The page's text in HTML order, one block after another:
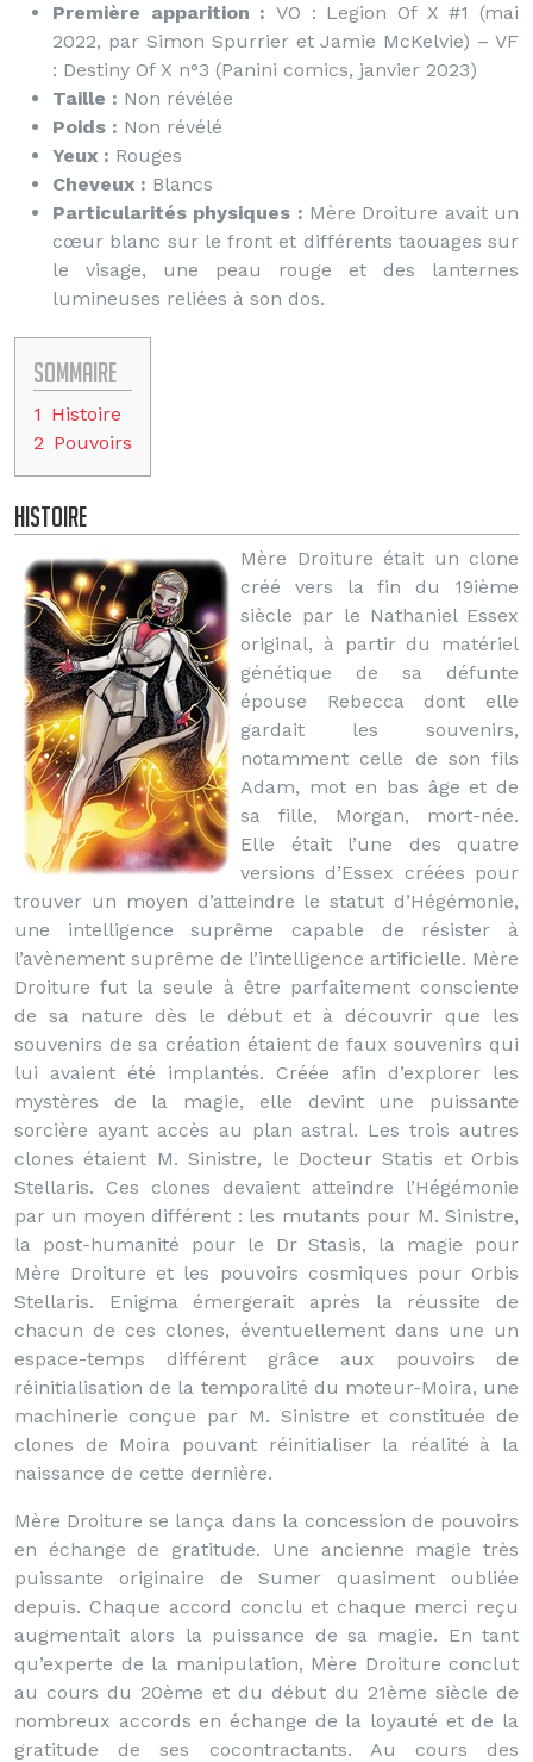
Première apparition : VO : Legion Of X #1 (mai
2022, par Simon Spurrier et Jamie McKelvie) – VF
: Destiny Of X n°3 (Panini comics, janvier 2023)
Taille : Non révélée
Poids : Non révélé
Yeux : Rouges
Cheveux : Blancs
Particularités physiques : Mère Droiture avait un
cœur blanc sur le front et différents taouages sur
le visage, une peau rouge et des lanternes
lumineuses reliées à son dos.
Sommaire
1 Histoire
2 Pouvoirs
Histoire
Mère Droiture était un clone
créé vers la fin du 19ième
siècle par le Nathaniel Essex
original, à partir du matériel
génétique de sa défunte
épouse Rebecca dont elle
gardait les souvenirs,
notamment celle de son fils
Adam, mot en bas âge et de
sa fille, Morgan, mort-née.
Elle était l’une des quatre
versions d’Essex créées pour
trouver un moyen d’atteindre le statut d’Hégémonie,
une intelligence suprême capable de résister à
l’avènement suprême de l’intelligence artificielle. Mère
Droiture fut la seule à être parfaitement consciente
de sa nature dès le début et à découvrir que les
souvenirs de sa création étaient de faux souvenirs qui
lui avaient été implantés. Créée afin d’explorer les
mystères de la magie, elle devint une puissante
sorcière ayant accès au plan astral. Les trois autres
clones étaient M. Sinistre, le Docteur Statis et Orbis
Stellaris. Ces clones devaient atteindre l’Hégémonie
par un moyen différent : les mutants pour M. Sinistre,
la post-humanité pour le Dr Stasis, la magie pour
Mère Droiture et les pouvoirs cosmiques pour Orbis
Stellaris. Enigma émergerait après la réussite de
chacun de ces clones, éventuellement dans une un
espace-temps différent grâce aux pouvoirs de
réinitialisation de la temporalité du moteur-Moira, une
machinerie conçue par M. Sinistre et constituée de
clones de Moira pouvant réinitialiser la réalité à la
naissance de cette dernière.
Mère Droiture se lança dans la concession de pouvoirs
en échange de gratitude. Une ancienne magie très
puissante originaire de Sumer quasiment oubliée
depuis. Chaque accord conclu et chaque merci reçu
augmentait alors la puissance de sa magie. En tant
qu’experte de la manipulation, Mère Droiture conclut
au cours du 20ème et du début du 21ème siècle de
nombreux accords en échange de la loyauté et de la
gratitude de ses cocontractants. Au cours des